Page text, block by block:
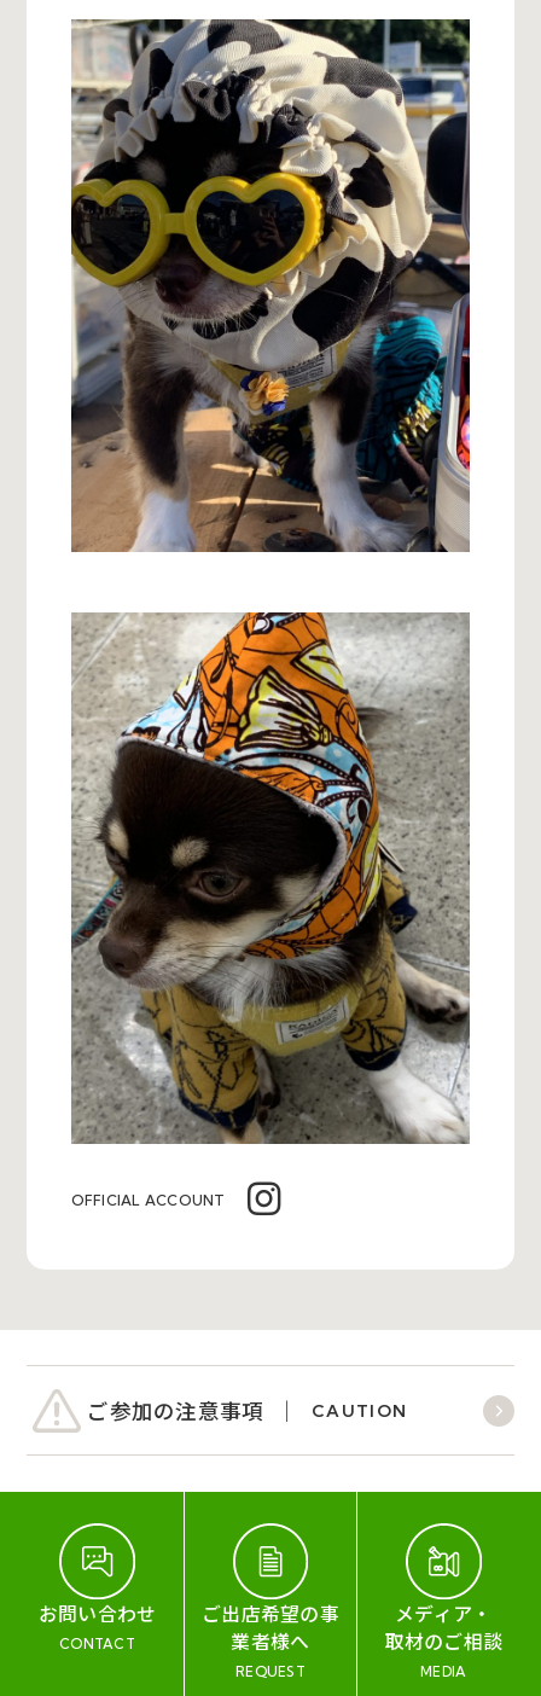
OFFICIAL ACCOUNT
ご参加の注意事項 CAUTION
お問い合わせ
CONTACT
ご出店希望の事
業者様へ
REQUEST
メディア・
取材のご相談
MEDIA